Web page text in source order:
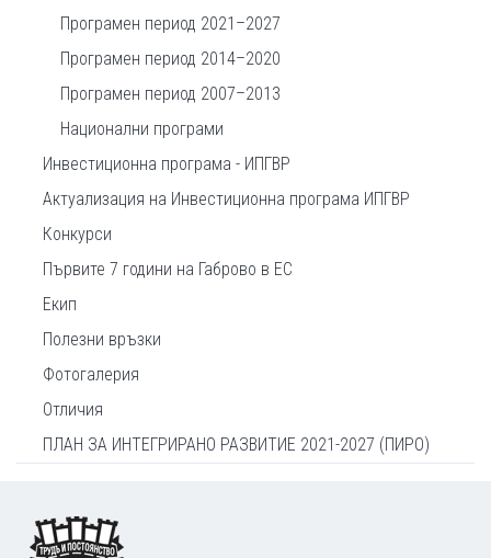
Програмен период 2021–2027
Програмен период 2014–2020
Програмен период 2007–2013
Национални програми
Инвестиционна програма - ИПГВР
Актуализация на Инвестиционна програма ИПГВР
Конкурси
Първите 7 години на Габрово в ЕС
Екип
Полезни връзки
Фотогалерия
Отличия
ПЛАН ЗА ИНТЕГРИРАНО РАЗВИТИЕ 2021-2027 (ПИРО)
Footer